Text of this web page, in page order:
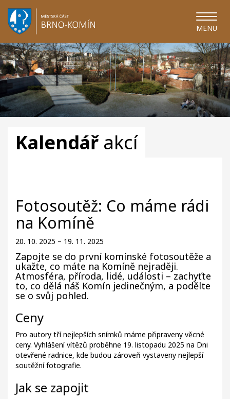
MENU
Kalendářakcí
Fotosoutěž: Co máme rádi
na Komíně
20. 10. 2025 – 19. 11. 2025
Zapojte se do první komínské fotosoutěže a
ukažte, co máte na Komíně nejraději.
Atmosféra, příroda, lidé, události – zachyťte
to, co dělá náš Komín jedinečným, a podělte
se o svůj pohled.
Ceny
Pro autory tří nejlepších snímků máme připraveny věcné
ceny. Vyhlášení vítězů proběhne 19. listopadu 2025 na Dni
otevřené radnice, kde budou zároveň vystaveny nejlepší
soutěžní fotografie.
Jak se zapojit